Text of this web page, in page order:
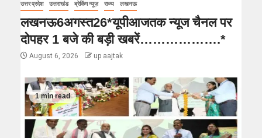
उत्तर प्रदेश उत्तराखंड ब्रेकिंग न्यूज़ राज्य लखनऊ
लखनऊ6अगस्त26*यूपीआजतक न्यूज चैनल पर
दोपहर 1 बजे की बड़ी खबरें……………….*
August 6, 2026 up aajtak
1 min read